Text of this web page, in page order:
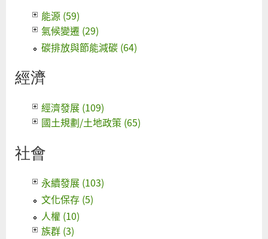
能源 (59)
氣候變遷 (29)
碳排放與節能減碳 (64)
經濟
經濟發展 (109)
國土規劃/土地政策 (65)
社會
永續發展 (103)
文化保存 (5)
人權 (10)
族群 (3)